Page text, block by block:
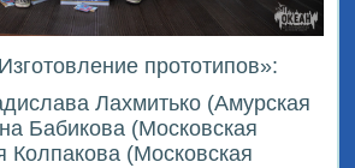
прототипов»:
Лахмитько (Амурская
Бабикова (Московская
Колпакова (Московская